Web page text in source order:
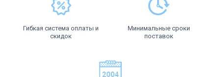
Гибкая система оплаты и
скидок
Минимальные сроки
поставок